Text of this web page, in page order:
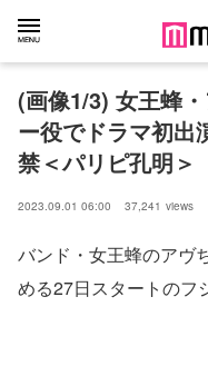
(画像1/3) 女王蜂
ー役でドラマ初出
禁＜パリピ孔明＞
2023.09.01 06:00 37,241 views
バンド・女王蜂のアヴ
める27日スタートのフ